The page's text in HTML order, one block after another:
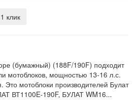
клик
(бумажный) (188F/190F) подходит
мотоблоков, мощностью 13-16 л.с.
Это мотоблоки производителей Булат
ВТ1100E-190F, БУЛАТ WM16...